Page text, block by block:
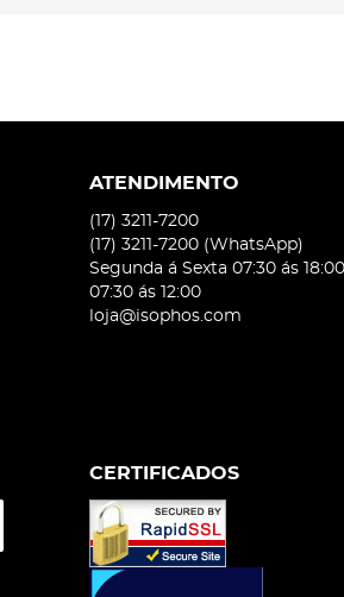
ATENDIMENTO
(17) 3211-7200
(17) 3211-7200 (WhatsApp)
Segunda á Sexta 07:30 ás
07:30 ás 12:00
loja@isophos.com
CERTIFICADOS